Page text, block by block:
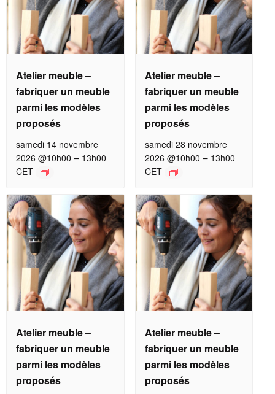
Atelier meuble –
fabriquer un meuble
parmi les modèles
proposés
samedi 14 novembre
2026 @10h00 – 13h00
CET
Atelier meuble –
fabriquer un meuble
parmi les modèles
proposés
samedi 28 novembre
2026 @10h00 – 13h00
CET
Atelier meuble –
fabriquer un meuble
parmi les modèles
proposés
Atelier meuble –
fabriquer un meuble
parmi les modèles
proposés